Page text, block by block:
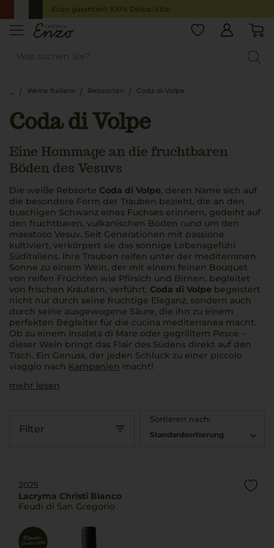
Enzo garantiert 100% Dolce-Vita!
Weine Italiens Rebsorten Coda di Volpe
Coda di Volpe
Eine Hommage an die fruchtbaren
Böden des Vesuvs
Die weiße Rebsorte Coda di Volpe, deren Name sich auf
die besondere Form der Trauben bezieht, die an den
buschigen Schwanz eines Fuchses erinnern, gedeiht auf
den fruchtbaren, vulkanischen Böden rund um den
maestoso Vesuv. Seit Generationen mit passione
kultiviert, verkörpert sie das sonnige Lebensgefühl
Süditaliens. Ihre Trauben reifen unter der mediterranen
Sonne zu einem Wein, der mit einem feinen Bouquet
von reifen Früchten wie Pfirsich und Birnen, begleitet
von frischen Kräutern, verführt. Coda di Volpe begeistert
nicht nur durch seine fruchtige Eleganz, sondern auch
durch seine ausgewogene Säure, die ihn zu einem
perfekten Begleiter für die cucina mediterranea macht.
Ob zu einem Insalata di Mare oder gegrilltem Pesce –
dieser Wein bringt das Flair des Südens direkt auf den
Tisch. Ein Genuss, der jeden Schluck zu einer piccolo
viaggio nach Kampanien macht!
mehr lesen
Filter
Sortieren nach:
Standardsortierung
2025
Lacryma Christi Bianco
Feudi di San Gregorio